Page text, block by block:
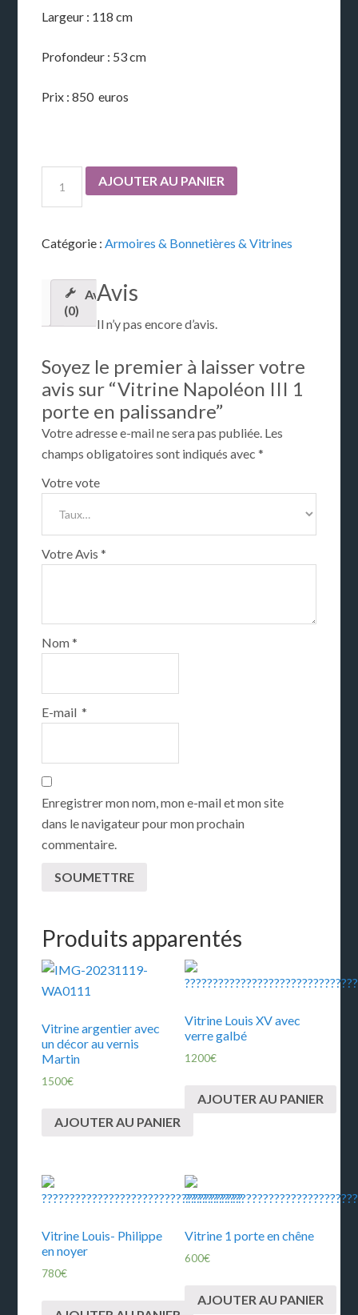
Largeur : 118 cm
Profondeur : 53 cm
Prix : 850 euros
AJOUTER AU PANIER
Catégorie :Armoires & Bonnetières & Vitrines
Avis
(0)
Avis
Il n’y pas encore d’avis.
Soyez le premier à laisser votre
avis sur “Vitrine Napoléon III 1
porte en palissandre”
Votre adresse e-mail ne sera pas publiée. Les
champs obligatoires sont indiqués avec*
Votre vote
Votre Avis*
Nom*
E-mail*
Enregistrer mon nom, mon e-mail et mon site
dans le navigateur pour mon prochain
commentaire.
Produits apparentés
Vitrine argentier avec
un décor au vernis
Martin
1500€
AJOUTER AU PANIER
Vitrine Louis XV avec
verre galbé
1200€
AJOUTER AU PANIER
Vitrine Louis- Philippe
en noyer
780€
Vitrine 1 porte en chêne
600€
AJOUTER AU PANIER